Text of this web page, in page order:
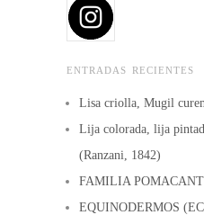
ENTRADAS RECIENTES
Lisa criolla, Mugil
Lija colorada, lija
(Ranzani, 1842)
FAMILIA
EQUINODERMOS